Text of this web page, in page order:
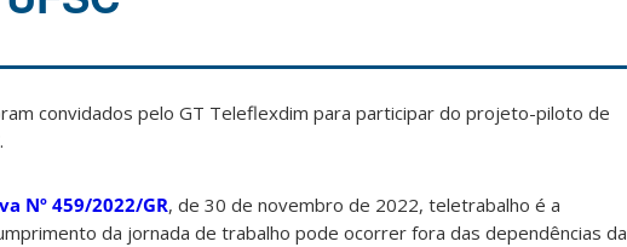
convidados pelo GT Teleflexdim para participar do projeto-piloto de
Nº 459/2022/GR, de 30 de novembro de 2022, teletrabalho é a
da jornada de trabalho pode ocorrer fora das dependências da